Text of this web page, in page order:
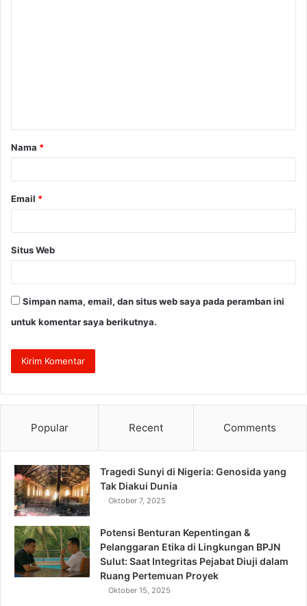
a
r
Nama *
Email *
Situs Web
Simpan nama, email, dan situs web saya pada peramban ini
untuk komentar saya berikutnya.
Popular Recent Comments
Tragedi Sunyi di Nigeria: Genosida yang
Tak Diakui Dunia
Oktober 7, 2025
Potensi Benturan Kepentingan &
Pelanggaran Etika di Lingkungan BPJN
Sulut: Saat Integritas Pejabat Diuji dalam
Ruang Pertemuan Proyek
Oktober 15, 2025